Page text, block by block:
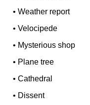
•Weather report
•Velocipede
• Mysterious shop
• Plane tree
•Cathedral
• Dissent